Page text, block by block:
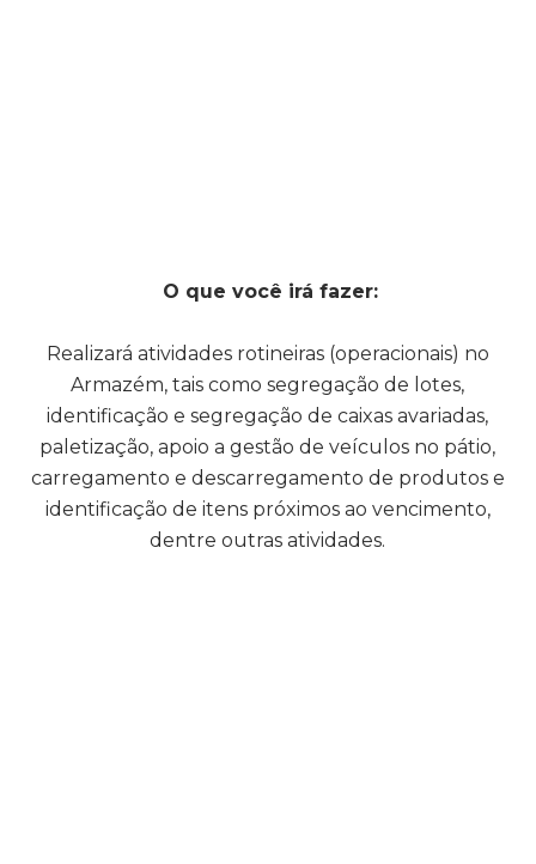
O que você irá fazer:
Realizará atividades rotineiras (operacionais) no
Armazém, tais como segregação de lotes,
identificação e segregação de caixas avariadas,
paletização, apoio a gestão de veículos no pátio,
carregamento e descarregamento de produtos e
identificação de itens próximos ao vencimento,
dentre outras atividades.